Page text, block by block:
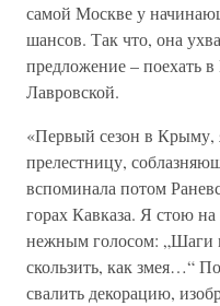
самой Москве у
шансов. Так что, она
предложение – поехать в
Лавровской.
«Первый сезон в Крыму,
прелестницу,
вспоминала потом
горах Кавказа. Я стою
нежным голосом: „Шаги
скользить, как змея…“
свалить декорацию,